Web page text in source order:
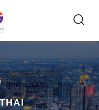
ลูกค้าของเรา